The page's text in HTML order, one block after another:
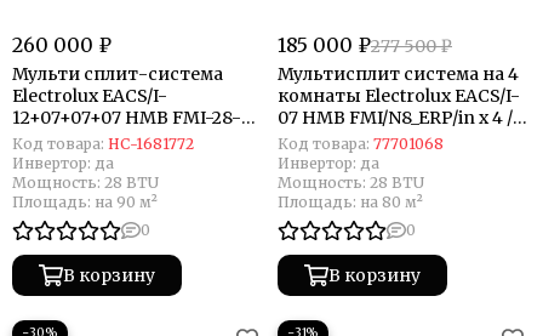
260 000 ₽
Мульти сплит-система
Electrolux EACS/I-
12+07+07+07 НMB FMI-28-
4/N8_ERP комплект
Код товара: НС-1681772
Инвертор: да
Мощность: 28 BTU
Площадь: на 90 м²
0
В корзину
185 000 ₽277 500 ₽
Мультисплит система на 4
комнаты Electrolux EACS/I-
07 HMB FMI/N8_ERP/in x 4 /
EACO/I-28 FMI-4/N8_ERP
Код товара: 77701068
Инвертор: да
Мощность: 28 BTU
Площадь: на 80 м²
0
В корзину